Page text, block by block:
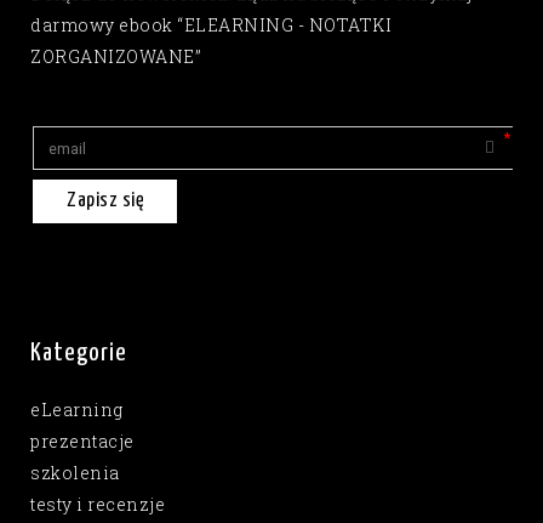
darmowy ebook “ELEARNING - NOTATKI
ZORGANIZOWANE”
Zapisz się
Kategorie
eLearning
prezentacje
szkolenia
testy i recenzje